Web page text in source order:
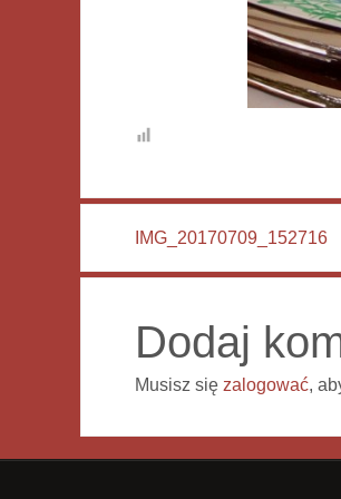
IMG_20170709_152716
Dodaj
Musisz się zalogować,